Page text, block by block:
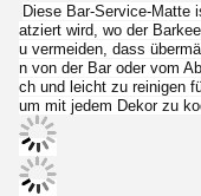
Diese Bar-Service-Matte
atziert wird, wo der
u vermeiden, dass
n von der Bar oder vom
ch und leicht zu reinigen
um mit jedem Dekor zu